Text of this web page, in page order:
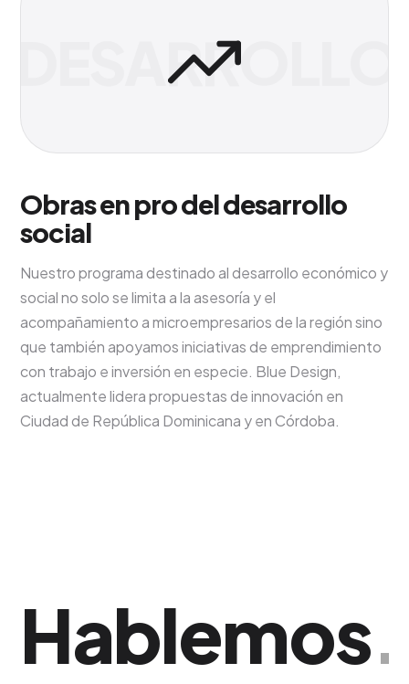
DESARROLLO
Obras en pro del desarrollo
social
Nuestro programa destinado al desarrollo económico y
social no solo se limita a la asesoría y el
acompañamiento a microempresarios de la región sino
que también apoyamos iniciativas de emprendimiento
con trabajo e inversión en especie. Blue Design,
actualmente lidera propuestas de innovación en
Ciudad de República Dominicana y en Córdoba.
Hablemos.